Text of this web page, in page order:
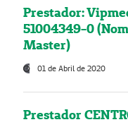
Prestador:
51004349-0
Master)
01 de Abril de 2020
Prestador